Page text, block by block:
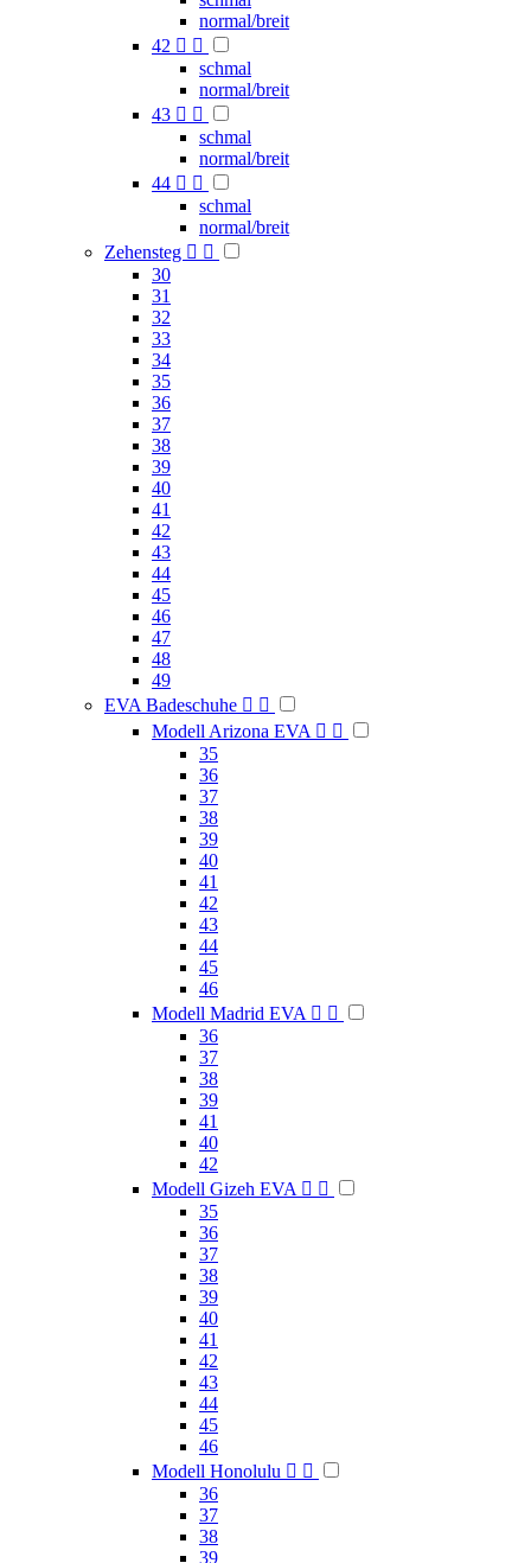
normal/breit
42  
schmal
normal/breit
43  
schmal
normal/breit
44  
schmal
normal/breit
Zehensteg  
30
31
32
33
34
35
36
37
38
39
40
41
42
43
44
45
46
47
48
49
EVA Badeschuhe  
Modell Arizona EVA  
35
36
37
38
39
40
41
42
43
44
45
46
Modell Madrid EVA  
36
37
38
39
41
40
42
Modell Gizeh EVA  
35
36
37
38
39
40
41
42
43
44
45
46
Modell Honolulu  
36
37
38
39